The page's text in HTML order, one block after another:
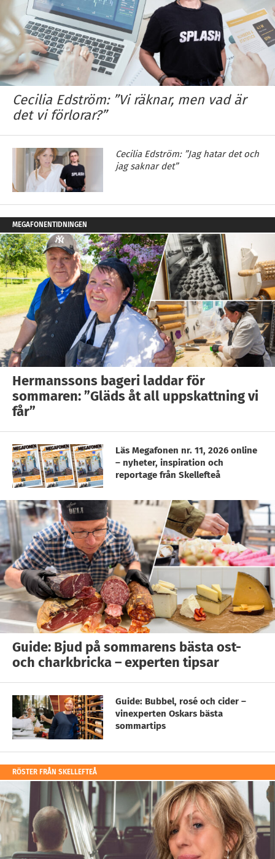
Cecilia Edström: ”Vi räknar, men vad är
det vi förlorar?”
Cecilia Edström: ”Jag hatar det och
jag saknar det”
MEGAFONENTIDNINGEN
Hermanssons bageri laddar för
sommaren: ”Gläds åt all uppskattning vi
får”
Läs Megafonen nr. 11, 2026 online
– nyheter, inspiration och
reportage från Skellefteå
Guide: Bjud på sommarens bästa ost-
och charkbricka – experten tipsar
Guide: Bubbel, rosé och cider –
vinexperten Oskars bästa
sommartips
RÖSTER FRÅN SKELLEFTEÅ